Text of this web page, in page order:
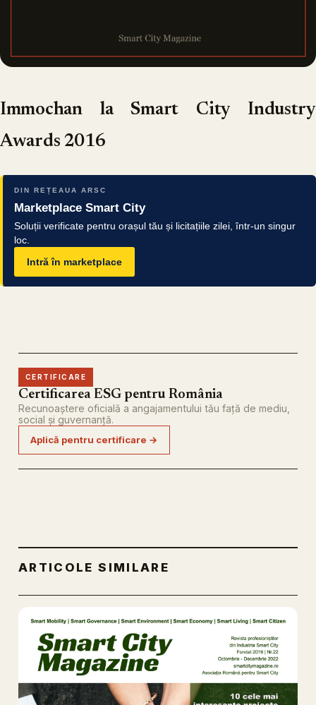
Immochan la Smart City Industry
Awards 2016
DIN REȚEAUA ARSC
Marketplace Smart City
Soluții verificate pentru orașul tău și licitațiile zilei, într-un singur
loc.
Intră în marketplace
CERTIFICARE
Certificarea ESG pentru România
Recunoaștere oficială a angajamentului tău față de mediu,
social și guvernanță.
Aplică pentru certificare →
ARTICOLE SIMILARE